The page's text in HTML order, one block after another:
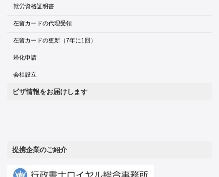
留学生が妻を「家族滞在」で招へい【事例紹
介】
わ行
就労資格証明書
在留カードの代理受領
在留カードの更新（7年に1回）
帰化申請
会社設立
ビザ情報をお届けします
提携企業のご紹介